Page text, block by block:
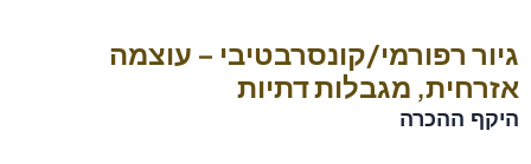
גיור רפורמי/קונסרבטיבי – עוצמה
אזרחית, מגבלות דתיות
היקף ההכרה